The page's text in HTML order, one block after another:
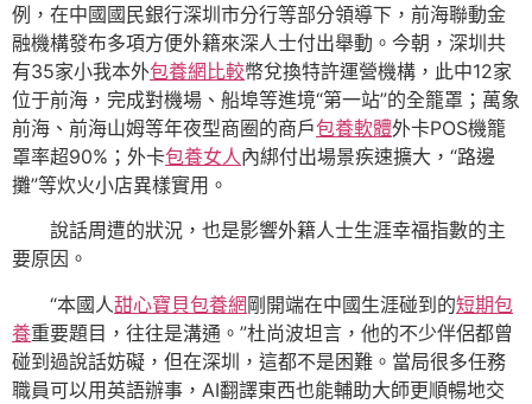
例，在中國國民銀行深圳市分行等部分領導下，前海聯動金
融機構發布多項方便外籍來深人士付出舉動。今朝，深圳共
有35家小我本外包養網比較幣兌換特許運營機構，此中12家
位于前海，完成對機場、船埠等進境“第一站”的全籠罩；萬象
前海、前海山姆等年夜型商圈的商戶包養軟體外卡POS機籠
罩率超90%；外卡包養女人內綁付出場景疾速擴大，“路邊
攤”等炊火小店異樣實用。
說話周遭的狀況，也是影響外籍人士生涯幸福指數的主
要原因。
“本國人甜心寶貝包養網剛開端在中國生涯碰到的短期包
養重要題目，往往是溝通。”杜尚波坦言，他的不少伴侶都曾
碰到過說話妨礙，但在深圳，這都不是困難。當局很多任務
職員可以用英語辦事，AI翻譯東西也能輔助大師更順暢地交